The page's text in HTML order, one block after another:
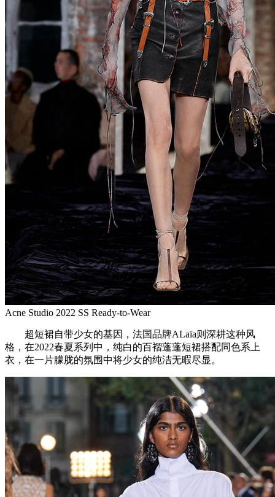
Acne Studio 2022 SS Ready-to-Wear
超短裙自带少女的基因，法国品牌ALaïa则深耕这种风
格，在2022春夏系列中，纯白的百褶蓬蓬短裙搭配同色系上
衣，在一片朦胧的氛围中将少女的纯洁无暇尽显。